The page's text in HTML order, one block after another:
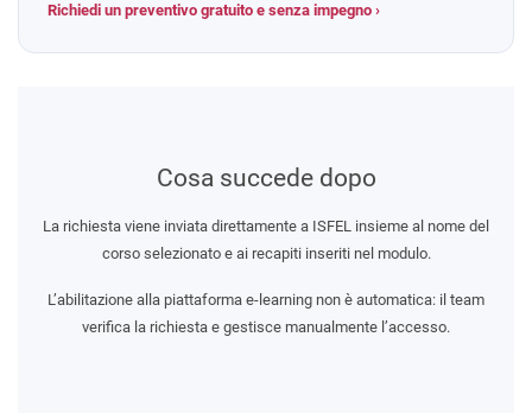
Richiedi un preventivo gratuito e senza impegno ›
Cosa succede dopo
La richiesta viene inviata direttamente a ISFEL insieme al nome del
corso selezionato e ai recapiti inseriti nel modulo.
L’abilitazione alla piattaforma e-learning non è automatica: il team
verifica la richiesta e gestisce manualmente l’accesso.